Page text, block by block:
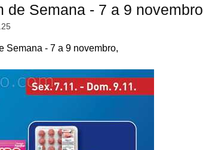
de Semana - 7 a 9 novembro
Semana - 7 a 9 novembro,